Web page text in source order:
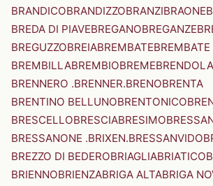
BRANDICOBRANDIZZOBRANZIBRAONE
BREDA DI PIAVEBREGANOBREGANZE
BREGUZZOBREIABREMBATE
BREMBILLABREMBIOBREMEBRENDOLA
BRENNERO .BRENNER.BRENOBRENTA
BRENTINO BELLUNOBRENTONICO
BRESCELLOBRESCIABRESIMO
BRESSANONE .BRIXEN.BRESSANVIDO
BREZZO DI BEDEROBRIAGLIABRIATICO
BRIENNOBRIENZABRIGA ALTABRIGA